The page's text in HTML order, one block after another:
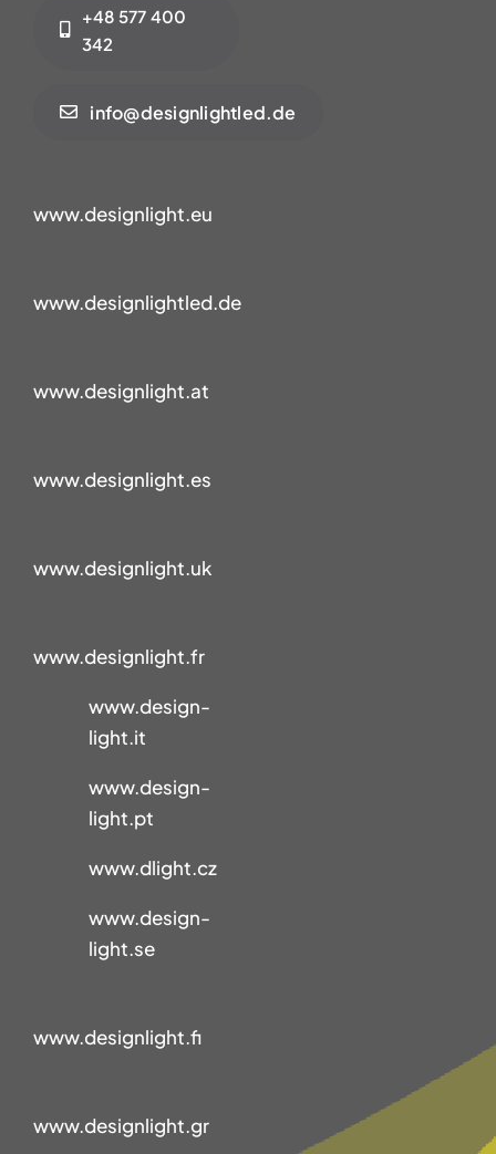
+48 577 400
342
info@designlightled.de
www.designlight.eu
www.designlightled.de
www.designlight.at
www.designlight.es
www.designlight.uk
www.designlight.fr
www.design-
light.it
www.design-
light.pt
www.dlight.cz
www.design-
light.se
www.designlight.fi
www.designlight.gr